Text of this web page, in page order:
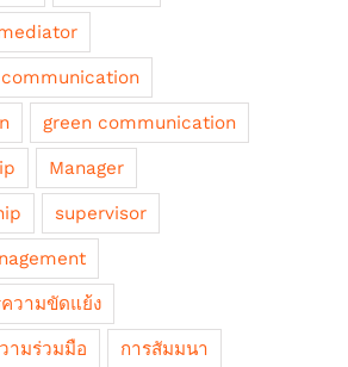
green communication
Manager
supervisor
วามขัดแย้ง
ามร่วมมือ การสัมมนา